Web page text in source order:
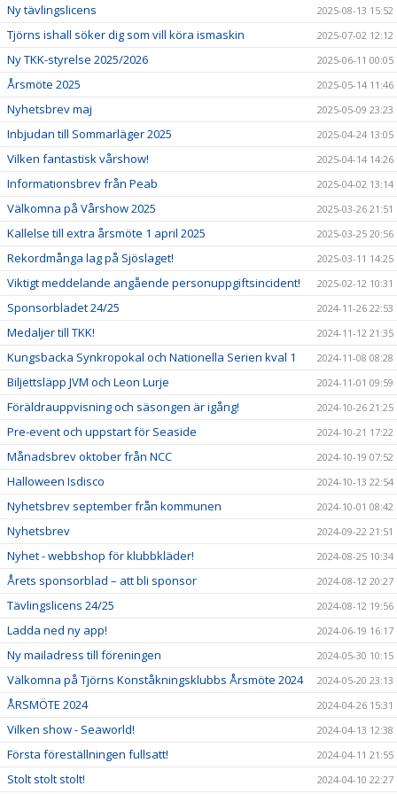
Ny tävlingslicens 2025-08-13 15:52
Tjörns ishall söker dig som vill köra ismaskin 2025-07-02 12:12
Ny TKK-styrelse 2025/2026 2025-06-11 00:05
Årsmöte 2025 2025-05-14 11:46
Nyhetsbrev maj 2025-05-09 23:23
Inbjudan till Sommarläger 2025 2025-04-24 13:05
Vilken fantastisk vårshow! 2025-04-14 14:26
Informationsbrev från Peab 2025-04-02 13:14
Välkomna på Vårshow 2025 2025-03-26 21:51
Kallelse till extra årsmöte 1 april 2025 2025-03-25 20:56
Rekordmånga lag på Sjöslaget! 2025-03-11 14:25
Viktigt meddelande angående personuppgiftsincident! 2025-02-12 10:31
Sponsorbladet 24/25 2024-11-26 22:53
Medaljer till TKK! 2024-11-12 21:35
Kungsbacka Synkropokal och Nationella Serien kval 1 2024-11-08 08:28
Biljettsläpp JVM och Leon Lurje 2024-11-01 09:59
Föräldrauppvisning och säsongen är igång! 2024-10-26 21:25
Pre-event och uppstart för Seaside 2024-10-21 17:22
Månadsbrev oktober från NCC 2024-10-19 07:52
Halloween Isdisco 2024-10-13 22:54
Nyhetsbrev september från kommunen 2024-10-01 08:42
Nyhetsbrev 2024-09-22 21:51
Nyhet - webbshop för klubbkläder! 2024-08-25 10:34
Årets sponsorblad – att bli sponsor 2024-08-12 20:27
Tävlingslicens 24/25 2024-08-12 19:56
Ladda ned ny app! 2024-06-19 16:17
Ny mailadress till föreningen 2024-05-30 10:15
Välkomna på Tjörns Konståkningsklubbs Årsmöte 2024 2024-05-20 23:13
ÅRSMÖTE 2024 2024-04-26 15:31
Vilken show - Seaworld! 2024-04-13 12:38
Första föreställningen fullsatt! 2024-04-11 21:55
Stolt stolt stolt! 2024-04-10 22:27